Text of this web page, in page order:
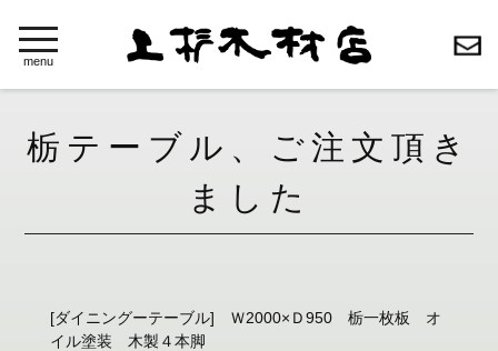
toggle
navigation
menu
栃テーブル、ご注文頂き
ました
[ダイニングーテーブル] Ｗ2000×Ｄ950 栃一枚板 オ
イル塗装 木製４本脚